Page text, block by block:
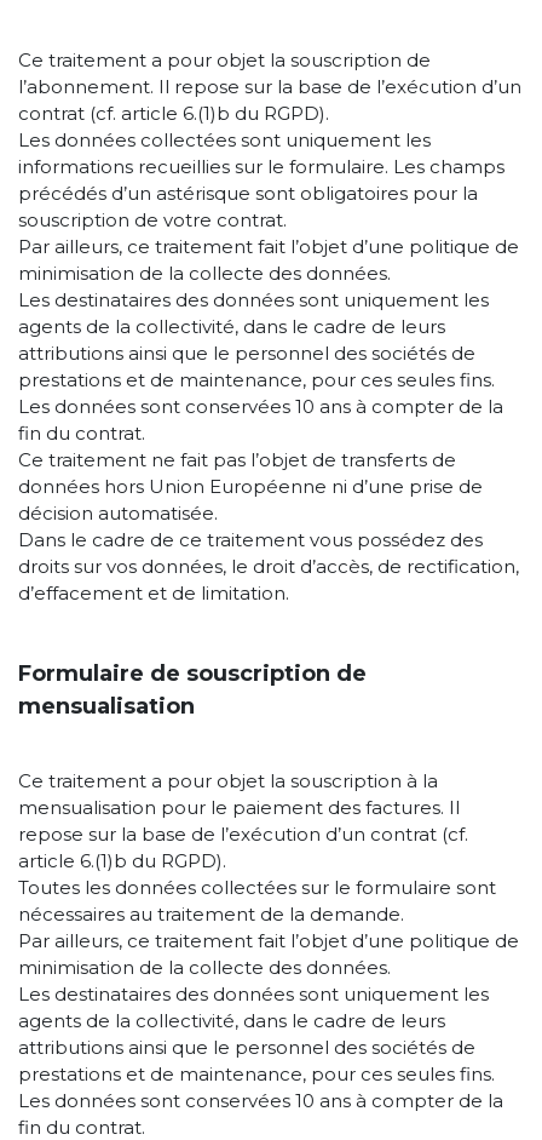
Ce traitement a pour objet la souscription de
l’abonnement. Il repose sur la base de l’exécution d’un
contrat (cf. article 6.(1)b du RGPD).
Les données collectées sont uniquement les
informations recueillies sur le formulaire. Les champs
précédés d’un astérisque sont obligatoires pour la
souscription de votre contrat.
Par ailleurs, ce traitement fait l’objet d’une politique de
minimisation de la collecte des données.
Les destinataires des données sont uniquement les
agents de la collectivité, dans le cadre de leurs
attributions ainsi que le personnel des sociétés de
prestations et de maintenance, pour ces seules fins.
Les données sont conservées 10 ans à compter de la
fin du contrat.
Ce traitement ne fait pas l’objet de transferts de
données hors Union Européenne ni d’une prise de
décision automatisée.
Dans le cadre de ce traitement vous possédez des
droits sur vos données, le droit d’accès, de rectification,
d’effacement et de limitation.
Formulaire de souscription de
mensualisation
Ce traitement a pour objet la souscription à la
mensualisation pour le paiement des factures. Il
repose sur la base de l’exécution d’un contrat (cf.
article 6.(1)b du RGPD).
Toutes les données collectées sur le formulaire sont
nécessaires au traitement de la demande.
Par ailleurs, ce traitement fait l’objet d’une politique de
minimisation de la collecte des données.
Les destinataires des données sont uniquement les
agents de la collectivité, dans le cadre de leurs
attributions ainsi que le personnel des sociétés de
prestations et de maintenance, pour ces seules fins.
Les données sont conservées 10 ans à compter de la
fin du contrat.